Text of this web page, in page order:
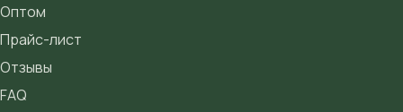
Оптом
Прайс-лист
Отзывы
FAQ